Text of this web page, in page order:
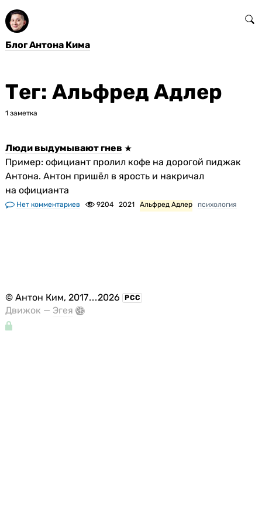
Блог Антона Кима
Тег: Альфред Адлер
1 заметка
Люди выдумывают гнев
Пример: официант пролил кофе на дорогой пиджак
Антона. Антон пришёл в ярость и накричал
на официанта
Нет комментариев 9204 2021 Альфред Адлер психология
© Антон Ким, 2017...2026 РСС
Движок — Эгея